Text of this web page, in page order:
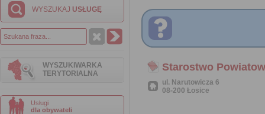
WYSZUKAJ USŁUGĘ
WYSZUKIWARKA
TERYTORIALNA
Usługi
dla obywateli
Starostwo
ul. Narutowicza 6
08-200 Łosice